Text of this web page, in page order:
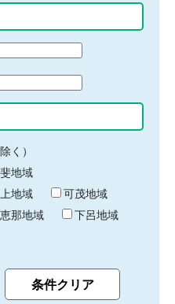
く）
地域
地域
可茂地域
恵那地域
下呂地域